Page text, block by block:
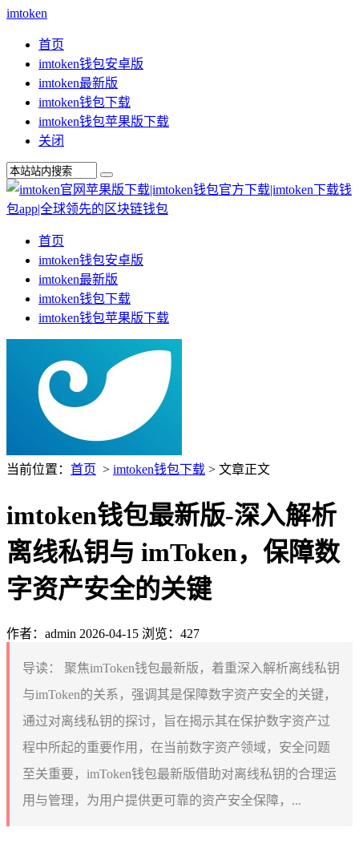
imtoken
首页
imtoken钱包安卓版
imtoken最新版
imtoken钱包下载
imtoken钱包苹果版下载
关闭
首页
imtoken钱包安卓版
imtoken最新版
imtoken钱包下载
imtoken钱包苹果版下载
当前位置： 首页 > imtoken钱包下载 > 文章正文
imtoken钱包最新版-深入解析
离线私钥与 imToken，保障数
字资产安全的关键
作者：admin 2026-04-15 浏览：427
导读：
聚焦imToken钱包最新版，着重深入解析离线私钥
与imToken的关系，强调其是保障数字资产安全的关键，
通过对离线私钥的探讨，旨在揭示其在保护数字资产过
程中所起的重要作用，在当前数字资产领域，安全问题
至关重要，imToken钱包最新版借助对离线私钥的合理运
用与管理，为用户提供更可靠的资产安全保障，...